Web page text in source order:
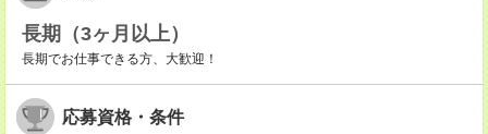
長期（3ヶ月以上）
長期でお仕事できる方、大歓迎！
応募資格・条件